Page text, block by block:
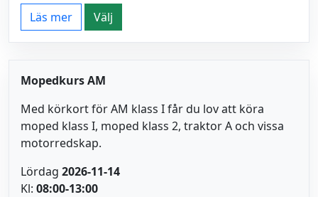
Läs mer Välj
Mopedkurs AM
Med körkort för AM klass I får du lov att köra
moped klass I, moped klass 2, traktor A och vissa
motorredskap.
Lördag 2026-11-14
Kl: 08:00-13:00